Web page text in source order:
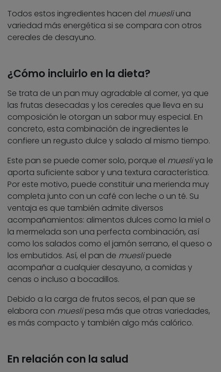
Todos estos ingredientes hacen del muesliuna
variedad más energética si se compara con otros
cereales de desayuno.
¿Cómo incluirlo en la dieta?
Se trata de un pan muy agradable al comer, ya que
las frutas desecadas y los cereales que lleva en su
composición le otorgan un sabor muy especial. En
concreto, esta combinación de ingredientes le
confiere un regusto dulce y salado al mismo tiempo.
Este pan se puede comer solo, porque el muesliya le
aporta suficiente sabor y una textura característica.
Por este motivo, puede constituir una merienda muy
completa junto con un café con leche o un té. Su
ventaja es que también admite diversos
acompañamientos: alimentos dulces como la miel o
la mermelada son una perfecta combinación, así
como los salados como el jamón serrano, el queso o
los embutidos. Así, el pan de mueslipuede
acompañar a cualquier desayuno, a comidas y
cenas o incluso a bocadillos.
Debido a la carga de frutos secos, el pan que se
elabora con mueslipesa más que otras variedades,
es más compacto y también algo más calórico.
En relación con la salud